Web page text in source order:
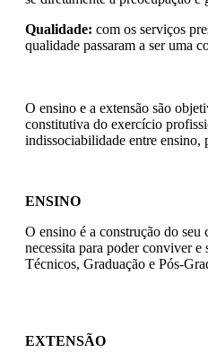
Qualidade: com os serviços
qualidade passaram a ser uma
O ensino e a extensão são
constitutiva do exercício
indissociabilidade entre ensino,
ENSINO
O ensino é a construção do
necessita para poder conviver
Técnicos, Graduação e Pós-
EXTENSÃO